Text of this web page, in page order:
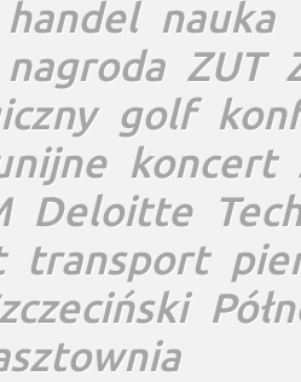
handel nauka
nagroda ZUT
golf
koncert
Deloitte
transport